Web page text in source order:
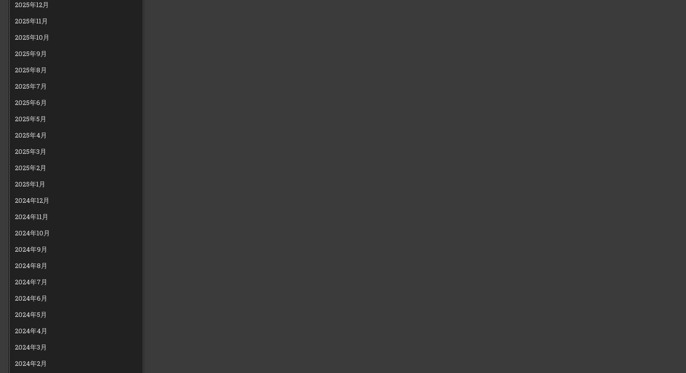
2025年12月
2025年11月
2025年10月
2025年9月
2025年8月
2025年7月
2025年6月
2025年5月
2025年4月
2025年3月
2025年2月
2025年1月
2024年12月
2024年11月
2024年10月
2024年9月
2024年8月
2024年7月
2024年6月
2024年5月
2024年4月
2024年3月
2024年2月